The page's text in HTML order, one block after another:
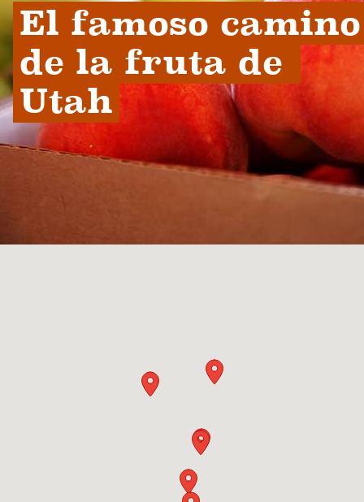
El famoso camino
de la fruta de
Utah